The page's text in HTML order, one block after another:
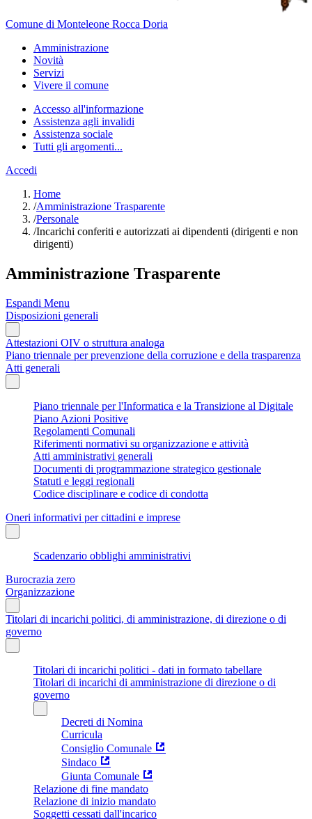
Comune di Monteleone Rocca Doria
Amministrazione
Novità
Servizi
Vivere il comune
Accesso all'informazione
Assistenza agli invalidi
Assistenza sociale
Tutti gli argomenti...
Accedi
Home
/Amministrazione Trasparente
/Personale
/Incarichi conferiti e autorizzati ai dipendenti (dirigenti e non
dirigenti)
Amministrazione Trasparente
Espandi Menu
Disposizioni generali
Attestazioni OIV o struttura analoga
Piano triennale per prevenzione della corruzione e della trasparenza
Atti generali
Piano triennale per l'Informatica e la Transizione al Digitale
Piano Azioni Positive
Regolamenti Comunali
Riferimenti normativi su organizzazione e attività
Atti amministrativi generali
Documenti di programmazione strategico gestionale
Statuti e leggi regionali
Codice disciplinare e codice di condotta
Oneri informativi per cittadini e imprese
Scadenzario obblighi amministrativi
Burocrazia zero
Organizzazione
Titolari di incarichi politici, di amministrazione, di direzione o di
governo
Titolari di incarichi politici - dati in formato tabellare
Titolari di incarichi di amministrazione di direzione o di
governo
Decreti di Nomina
Curricula
Consiglio Comunale
Sindaco
Giunta Comunale
Relazione di fine mandato
Relazione di inizio mandato
Soggetti cessati dall'incarico